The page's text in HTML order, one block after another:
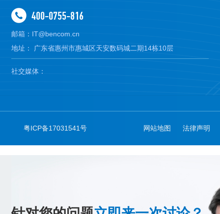
400-0755-816
邮箱：IT@bencom.cn
地址： 广东省惠州市惠城区天安数码城二期14栋10层
社交媒体：
粤ICP备17031541号 网站地图 法律声明